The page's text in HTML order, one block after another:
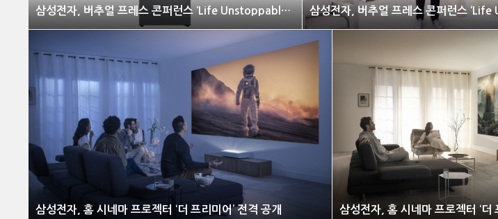
삼성전자, 버추얼 프레스 콘퍼런스 ‘Life Unstoppable’ 개최 삼성전자, 버추얼 프레스 콘퍼런스
삼성전자, 홈 시네마 프로젝터 ‘더 프리미어’ 전격 공개 삼성전자, 홈 시네마 프로젝터 ‘더